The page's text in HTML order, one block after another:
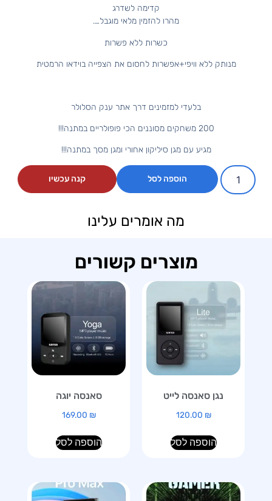
קדימה לשדרג
מהרו להזמין מלאי מוגבל….
כשרות ללא פשרות
מנותק ללא וויפי+אפשרות לחסום את הצפייה בוידאו הרמטית
בלעדי למזמינים דרך אתר ענק הסלולר
200 משחקים מסוננים הכי פופולריים במתנה!!!
מגיע עם מגן סיליקון אחורי ומגן מסך במתנה!!!
הוספה לסל קנה עכשיו
מה אומרים עלינו
מוצרים קשורים
נגן סאנסה לייט
120.00 ₪
הוספה לסל
סאנסה יוגה
169.00 ₪
הוספה לסל